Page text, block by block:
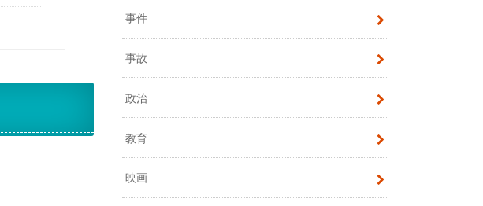
事件
事故
政治
教育
映画